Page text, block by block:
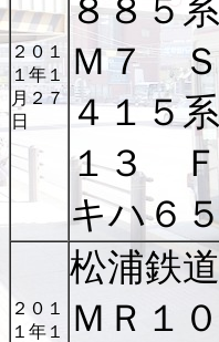
２０１
１年１
月２７
日
８８５
Ｍ７
４１５
１３
キハ６
２０１
１年１
松浦鉄道
ＭＲ１